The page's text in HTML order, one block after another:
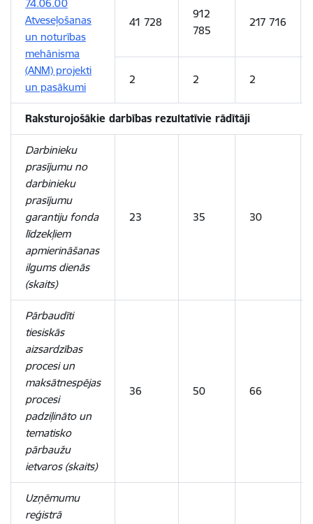
74.06.00
Atveseļošanas
un noturības
mehānisma
(ANM) projekti
un pasākumi
41 728
912
785
217 716
2 2 2
Raksturojošākie darbības rezultatīvie rādītāji
Darbinieku
prasījumu no
darbinieku
prasījumu
garantiju fonda
līdzekļiem
apmierināšanas
ilgums dienās
(skaits)
23 35 30
Pārbaudīti
tiesiskās
aizsardzības
procesi un
maksātnespējas
procesi
padziļināto un
tematisko
pārbaužu
ietvaros (skaits)
36 50 66
Uzņēmumu
reģistrā